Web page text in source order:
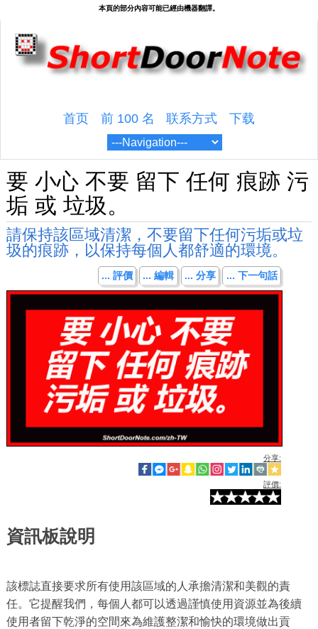
首页 前 100 名 联系方式 下载
要 小心 不要 留下 任何 痕跡 污
垢 或 垃圾。
請保持該區域清潔，不要留下任何污垢或垃
圾的痕跡，以保持每個人都舒適的環境。
... 評價 ... 編輯 ... 分享 ... 下一句話
分享:
評價:
資訊板說明
該標誌直接要求所有使用該區域的人承擔清潔和美觀的責
任。它提醒我們，每個人都可以透過謹慎使用資源並為後續
使用者留下乾淨的空間來為維護整潔和愉快的環境做出貢